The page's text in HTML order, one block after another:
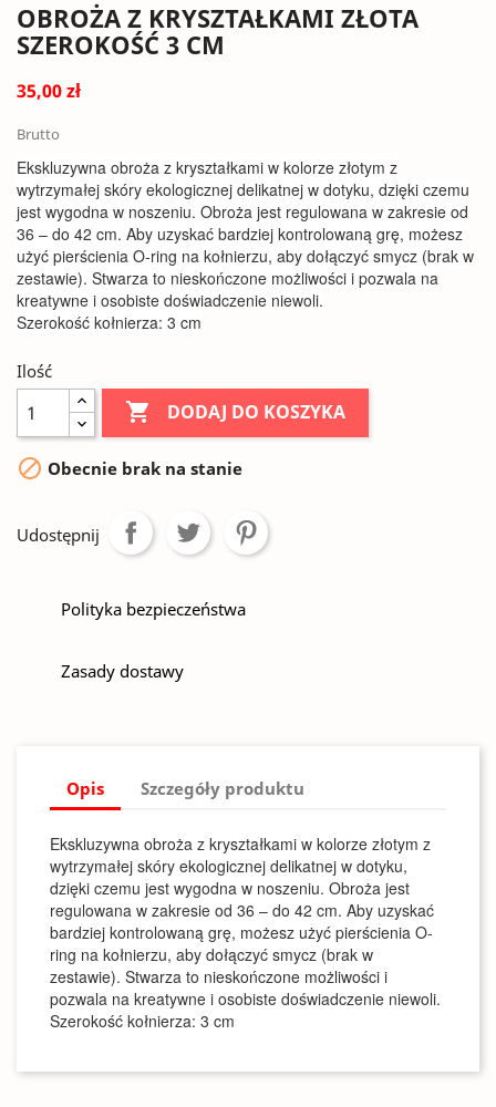
OBROŻA Z KRYSZTAŁKAMI ZŁOTA
SZEROKOŚĆ 3 CM
35,00 zł
Brutto
Ekskluzywna obroża z kryształkami w kolorze złotym z
wytrzymałej skóry ekologicznej delikatnej w dotyku, dzięki czemu
jest wygodna w noszeniu. Obroża jest regulowana w zakresie od
36 – do 42 cm. Aby uzyskać bardziej kontrolowaną grę, możesz
użyć pierścienia O-ring na kołnierzu, aby dołączyć smycz (brak w
zestawie). Stwarza to nieskończone możliwości i pozwala na
kreatywne i osobiste doświadczenie niewoli.
Szerokość kołnierza: 3 cm
Ilość
 DODAJ DO KOSZYKA
 Obecnie brak na stanie
Udostępnij
Polityka bezpieczeństwa
Zasady dostawy
Opis Szczegóły produktu
Ekskluzywna obroża z kryształkami w kolorze złotym z
wytrzymałej skóry ekologicznej delikatnej w dotyku,
dzięki czemu jest wygodna w noszeniu. Obroża jest
regulowana w zakresie od 36 – do 42 cm. Aby uzyskać
bardziej kontrolowaną grę, możesz użyć pierścienia O-
ring na kołnierzu, aby dołączyć smycz (brak w
zestawie). Stwarza to nieskończone możliwości i
pozwala na kreatywne i osobiste doświadczenie niewoli.
Szerokość kołnierza: 3 cm